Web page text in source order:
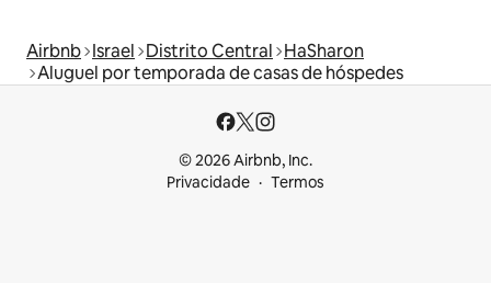
Airbnb Israel Distrito Central HaSharon
Aluguel por temporada de casas de hóspedes
© 2026 Airbnb, Inc.
Privacidade
Termos